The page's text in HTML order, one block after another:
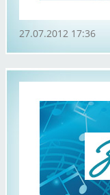
27.07.2012 17:36